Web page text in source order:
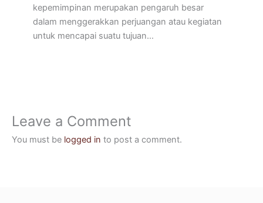
kepemimpinan merupakan pengaruh besar
dalam menggerakkan perjuangan atau kegiatan
untuk mencapai suatu tujuan…
Leave a Comment
You must be logged in to post a comment.